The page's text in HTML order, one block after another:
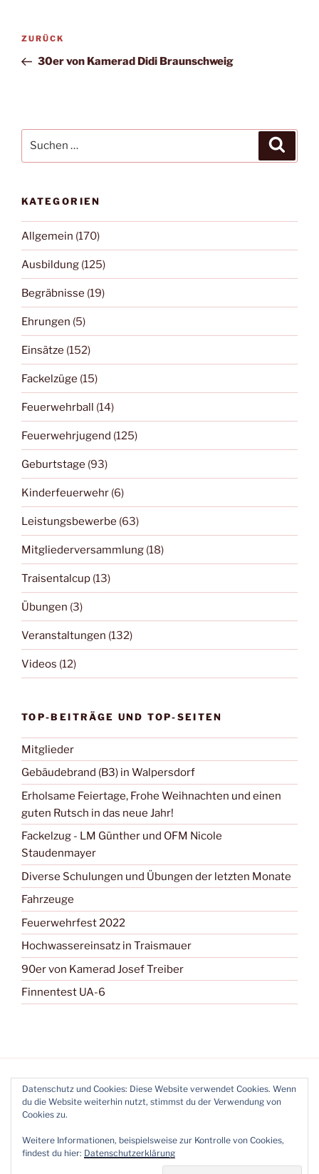
Beitragsnavigation
Vorheriger
Beitrag
ZURÜCK
30er von Kamerad Didi Braunschweig
nach:
KATEGORIEN
Allgemein (170)
Ausbildung (125)
Begräbnisse (19)
Ehrungen (5)
Einsätze (152)
Fackelzüge (15)
Feuerwehrball (14)
Feuerwehrjugend (125)
Geburtstage (93)
Kinderfeuerwehr (6)
Leistungsbewerbe (63)
Mitgliederversammlung (18)
Traisentalcup (13)
Übungen (3)
Veranstaltungen (132)
Videos (12)
TOP-BEITRÄGE UND TOP-SEITEN
Mitglieder
Gebäudebrand (B3) in Walpersdorf
Erholsame Feiertage, Frohe Weihnachten und einen
guten Rutsch in das neue Jahr!
Fackelzug - LM Günther und OFM Nicole
Staudenmayer
Diverse Schulungen und Übungen der letzten Monate
Fahrzeuge
Feuerwehrfest 2022
Hochwassereinsatz in Traismauer
90er von Kamerad Josef Treiber
Finnentest UA-6
WKG2
Datenschutz und Cookies: Diese Website verwendet Cookies. Wenn
du die Website weiterhin nutzt, stimmst du der Verwendung von
Cookies zu.
Weitere Informationen, beispielsweise zur Kontrolle von Cookies,
findest du hier: Datenschutzerklärung